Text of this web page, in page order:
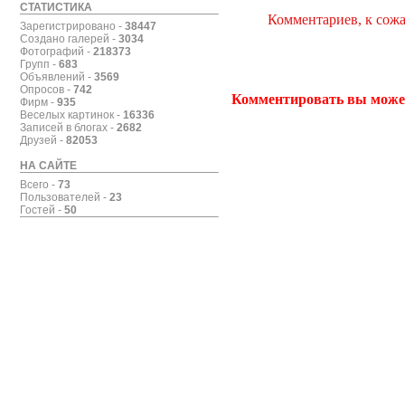
СТАТИСТИКА
Зарегистрировано - 38447
Создано галерей - 3034
Фотографий - 218373
Групп - 683
Объявлений - 3569
Опросов - 742
Фирм - 935
Веселых картинок - 16336
Записей в блогах - 2682
Друзей - 82053
НА САЙТЕ
Всего - 73
Пользователей - 23
Гостей - 50
Комментариев, к
Комментировать вы